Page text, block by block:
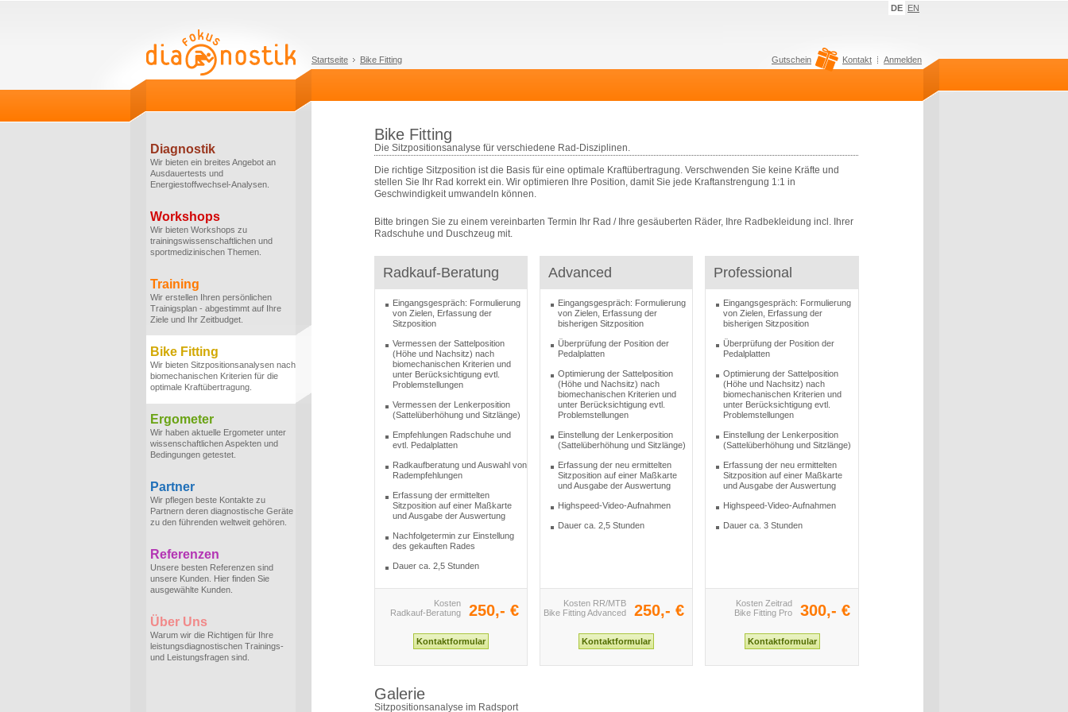
DE EN
Startseite Bike Fitting Gutschein Kontakt Anmelden
Diagnostik
Wir bieten ein breites Angebot an
Ausdauertests und
Energiestoffwechsel-Analysen.
Workshops
Wir bieten Workshops zu
trainingswissenschaftlichen und
sportmedizinischen Themen.
Training
Wir erstellen Ihren persönlichen
Trainigsplan - abgestimmt auf Ihre
Ziele und Ihr Zeitbudget.
Bike Fitting
Wir bieten Sitzpositionsanalysen nach
biomechanischen Kriterien für die
optimale Kraftübertragung.
Ergometer
Wir haben aktuelle Ergometer unter
wissenschaftlichen Aspekten und
Bedingungen getestet.
Partner
Wir pflegen beste Kontakte zu
Partnern deren diagnostische Geräte
zu den führenden weltweit gehören.
Referenzen
Unsere besten Referenzen sind
unsere Kunden. Hier finden Sie
ausgewählte Kunden.
Über Uns
Warum wir die Richtigen für Ihre
leistungsdiagnostischen Trainings-
und Leistungsfragen sind.
Bike Fitting
Die Sitzpositionsanalyse für verschiedene Rad-Disziplinen.
Die richtige Sitzposition ist die Basis für eine optimale Kraftübertragung. Verschwenden Sie keine Kräfte und
stellen Sie Ihr Rad korrekt ein. Wir optimieren Ihre Position, damit Sie jede Kraftanstrengung 1:1 in
Geschwindigkeit umwandeln können.
Bitte bringen Sie zu einem vereinbarten Termin Ihr Rad / Ihre gesäuberten Räder, Ihre Radbekleidung incl. Ihrer
Radschuhe und Duschzeug mit.
Radkauf-Beratung
Eingangsgespräch: Formulierung
von Zielen, Erfassung der
Sitzposition
Vermessen der Sattelposition
(Höhe und Nachsitz) nach
biomechanischen Kriterien und
unter Berücksichtigung evtl.
Problemstellungen
Vermessen der Lenkerposition
(Sattelüberhöhung und Sitzlänge)
Empfehlungen Radschuhe und
evtl. Pedalplatten
Radkaufberatung und Auswahl von
Radempfehlungen
Erfassung der ermittelten
Sitzposition auf einer Maßkarte
und Ausgabe der Auswertung
Nachfolgetermin zur Einstellung
des gekauften Rades
Dauer ca. 2,5 Stunden
Advanced
Eingangsgespräch: Formulierung
von Zielen, Erfassung der
bisherigen Sitzposition
Überprüfung der Position der
Pedalplatten
Optimierung der Sattelposition
(Höhe und Nachsitz) nach
biomechanischen Kriterien und
unter Berücksichtigung evtl.
Problemstellungen
Einstellung der Lenkerposition
(Sattelüberhöhung und Sitzlänge)
Erfassung der neu ermittelten
Sitzposition auf einer Maßkarte
und Ausgabe der Auswertung
Highspeed-Video-Aufnahmen
Dauer ca. 2,5 Stunden
Professional
Eingangsgespräch: Formulierung
von Zielen, Erfassung der
bisherigen Sitzposition
Überprüfung der Position der
Pedalplatten
Optimierung der Sattelposition
(Höhe und Nachsitz) nach
biomechanischen Kriterien und
unter Berücksichtigung evtl.
Problemstellungen
Einstellung der Lenkerposition
(Sattelüberhöhung und Sitzlänge)
Erfassung der neu ermittelten
Sitzposition auf einer Maßkarte
und Ausgabe der Auswertung
Highspeed-Video-Aufnahmen
Dauer ca. 3 Stunden
250,- €
Kosten
Radkauf-Beratung
250,- €
Kosten RR/MTB
Bike Fitting Advanced
300,- €
Kosten Zeitrad
Bike Fitting Pro
Galerie
Sitzpositionsanalyse im Radsport